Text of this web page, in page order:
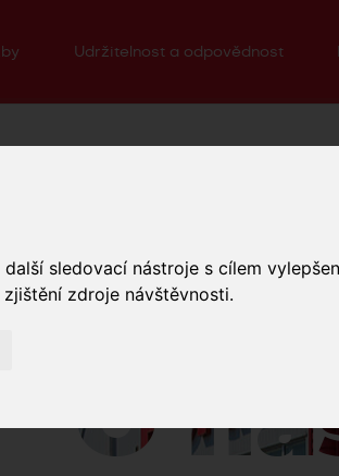
sledovací nástroje s cílem
zdroje návštěvnosti.
Udržitelnost a odpovědnost
O